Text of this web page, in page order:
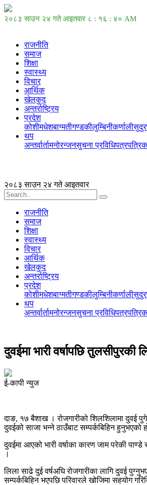
२०८३ साउन २४ गते आइतवार ८ : १६ : ४० AM
राजनीति
समाज
शिक्षा
स्वास्थ्य
विचार
आर्थिक
खेलकुद
अन्तर्राष्ट्रिय
प्रदेश
कोशीमधेशबाग्मतीगण्डकीलुम्बिनीकर्णाली
थप
अन्तर्वार्तामनोरन्जनसुचना प्रविधि
२०८३ साउन २४ गते आइतवार
राजनीति
समाज
शिक्षा
स्वास्थ्य
विचार
आर्थिक
खेलकुद
अन्तर्राष्ट्रिय
प्रदेश
कोशीमधेशबाग्मतीगण्डकीलुम्बिनीकर्णाली
थप
अन्तर्वार्तामनोरन्जनसुचना प्रविधि
दुवईमा भारी वर्षापछि तुलसीपुरकी
ई-कापी न्युज
दाङ, १७ बैशाख । रोजगारीको शिलशिलामा दुवई
दुवईको साजा भन्ने ठाउँबाट सम्पर्कबिहिन हुनुभएको
दुवईमा आएको भारी वर्षाका कारण जाम परेकी
।
लिला साढे दुई वर्षअघि रोजगारीका लागि दुवई
सम्पर्कबिहिन भएपछि परिवारले खोजिमा सहयोग